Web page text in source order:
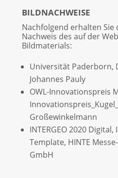
BILDNACHWEISE
Nachfolgend erhalten Sie
Nachweis des auf der
Bildmaterials:
Universität Paderborn,
Johannes Pauly
OWL-Innovationspreis
Großewinkelmann
INTERGEO 2020
Template, HINTE
GmbH